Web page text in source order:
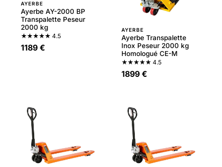
AYERBE
Ayerbe AY-2000 BP
Transpalette Peseur
2000 kg
★★★★★ 4.5
1189 €
AYERBE
Ayerbe Transpalette
Inox Peseur 2000 kg
Homologué CE-M
★★★★★ 4.5
1899 €